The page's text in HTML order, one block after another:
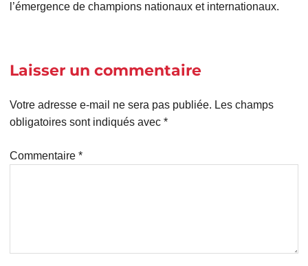
l’émergence de champions nationaux et internationaux.
Laisser un commentaire
Votre adresse e-mail ne sera pas publiée. Les champs
obligatoires sont indiqués avec *
Commentaire *